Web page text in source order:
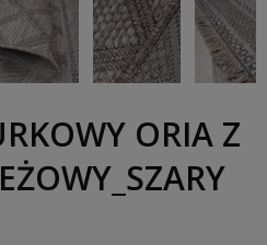
ORIA Z